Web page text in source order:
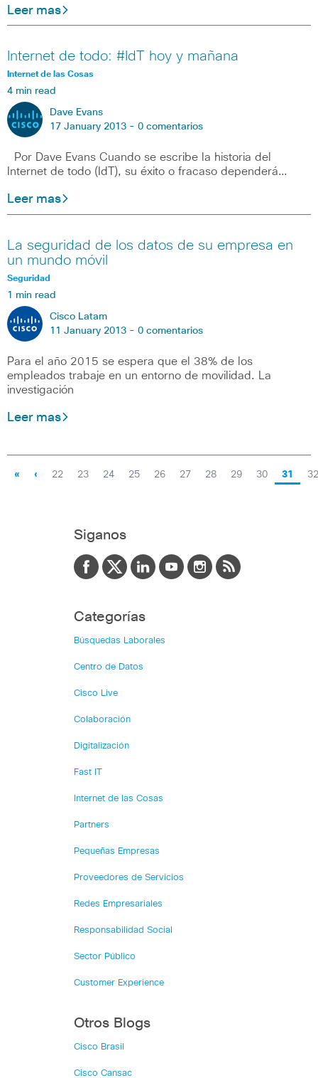
Leer mas
Internet de todo: #IdT hoy y mañana
Internet de las Cosas
4 min read
Dave Evans
17 January 2013 - 0 comentarios
Por Dave Evans Cuando se escribe la historia del
Internet de todo (IdT), su éxito o fracaso dependerá…
Leer mas
La seguridad de los datos de su empresa en
un mundo móvil
Seguridad
1 min read
Cisco Latam
11 January 2013 - 0 comentarios
Para el año 2015 se espera que el 38% de los
empleados trabaje en un entorno de movilidad. La
investigación
Leer mas
« ‹ 22 23 24 25 26 27 28 29 30 31 32
Siganos
Categorías
Búsquedas Laborales
Centro de Datos
Cisco Live
Colaboración
Digitalización
Fast IT
Internet de las Cosas
Partners
Pequeñas Empresas
Proveedores de Servicios
Redes Empresariales
Responsabilidad Social
Sector Público
Customer Experience
Otros Blogs
Cisco Brasil
Cisco Cansac